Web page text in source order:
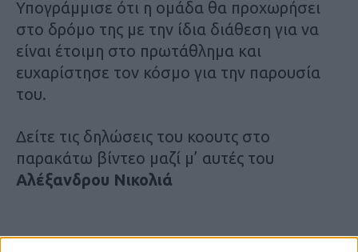
Υπογράμμισε ότι η ομάδα θα προχωρήσει
στο δρόμο της με την ίδια διάθεση για να
είναι έτοιμη στο πρωτάθλημα και
ευχαρίστησε τον κόσμο για την παρουσία
του.
Δείτε τις δηλώσεις του κοουτς στο
παρακάτω βίντεο μαζί μ’ αυτές του
Αλέξανδρου Νικολιά